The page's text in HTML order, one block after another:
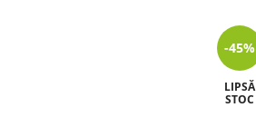
-45%
LIPSĂ
STOC